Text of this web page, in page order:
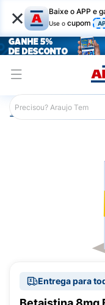
× Baixe o APP e
Use o cupom
Araujo
Entrega para